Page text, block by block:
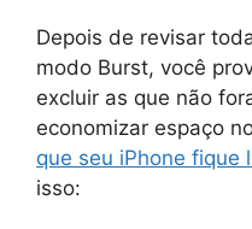
Depois de revisar
modo Burst, você
excluir as que não
economizar espaço
que seu iPhone fique
isso: